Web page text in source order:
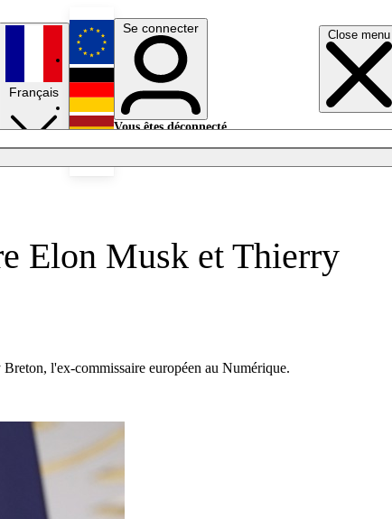
Close menu
Français
English
Deutsch
Se connecter
Vous êtes déconnecté.
Elon Musk et Thierry
l'ex-commissaire européen au Numérique.